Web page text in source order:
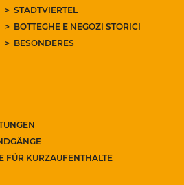
STADTVIERTEL
BOTTEGHE E NEGOZI STORICI
BESONDERES
FÜR KURZAUFENTHALTE